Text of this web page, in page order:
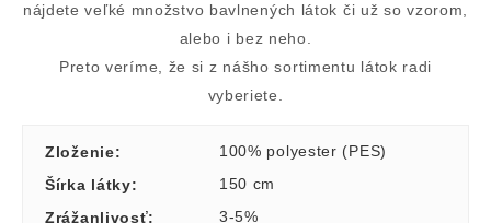
nájdete veľké množstvo bavlnených látok či už so vzorom,
alebo i bez neho.
Preto veríme, že si z nášho sortimentu látok radi
vyberiete.
Zloženie:
100% polyester (PES)
Šírka látky:
150 cm
Zrážanlivosť:
3-5%